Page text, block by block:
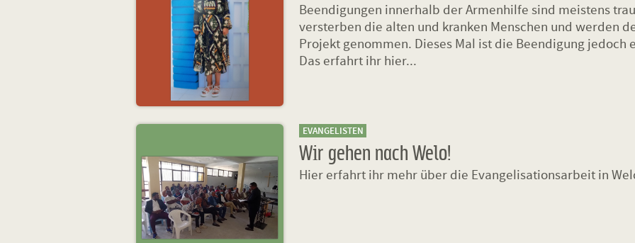
Beendigungen innerhalb der Armenhilfe sind meistens
versterben die alten und kranken Menschen und werden
Projekt genommen. Dieses Mal ist die Beendigung jedoch
Das erfahrt ihr hier...
EVANGELISTEN
Wir gehen nach Welo!
Hier erfahrt ihr mehr über die Evangelisationsarbeit in